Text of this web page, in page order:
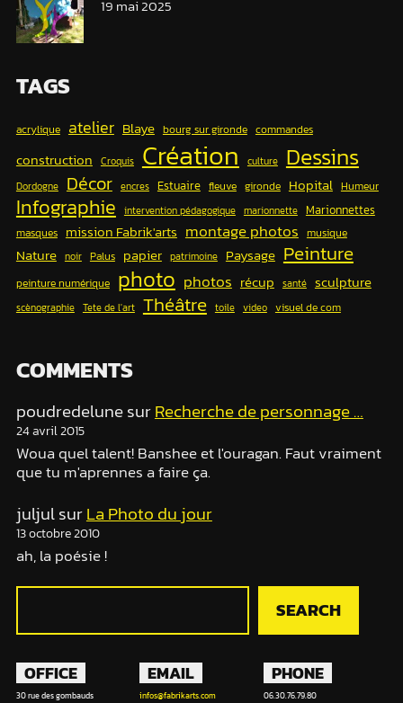
19 mai 2025
TAGS
acrylique atelier Blaye bourg sur gironde commandes
construction Croquis Création culture Dessins
Dordogne Décor encres Estuaire fleuve gironde Hopital Humeur
Infographie intervention pédagogique marionnette Marionnettes
masques mission Fabrik'arts montage photos musique
Nature noir Palus papier patrimoine Paysage Peinture
peinture numérique photo photos récup santé sculpture
scènographie Tete de l'art Théâtre toile video visuel de com
COMMENTS
poudredelunesurRecherche de personnage …
24 avril 2015
Woua quel talent! Banshee et l'ouragan. Faut vraiment
que tu m'aprennes a faire ça.
juljulsurLa Photo du jour
13 octobre 2010
ah, la poésie !
R
c
h
e
SEARCH
OFFICE
30 rue des gombauds
EMAIL
infos@fabrikarts.com
PHONE
06.30.76.79.80